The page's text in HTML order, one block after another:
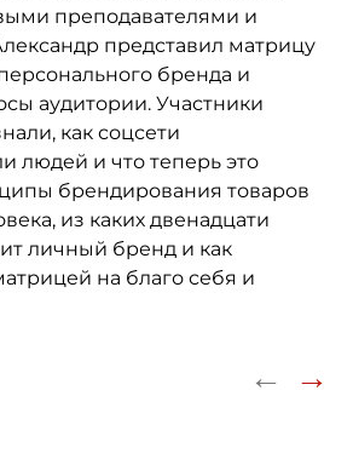
преподавателями и
представил матрицу
бренда и
аудитории. Участники
как соцсети
людей и что теперь это
брендирования товаров
из каких двенадцати
личный бренд и как
на благо себя и
← →